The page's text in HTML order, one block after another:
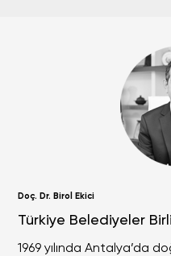
Doç. Dr. Birol Ekici
Türkiye Belediyeler
1969 yılında Antalya’da